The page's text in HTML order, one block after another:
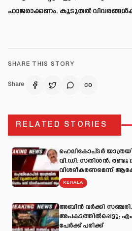
ഹാജരാക്കണം. കൂടുതല്‍ വിവരങ്ങള്‍ക്ക്
SHARE THIS STORY
Share
RELATED STORIES
ഹെലികോപ്ടർ
വി.ഡി. സതീശൻ; രണ്ടു
വിശദീകരണമെന്ന്
KERALA
അബിന്‍ വര്‍ക്കി
അപകടത്തില്‍പ്പെട്ടു;
പേര്‍ക്ക് പരിക്ക്